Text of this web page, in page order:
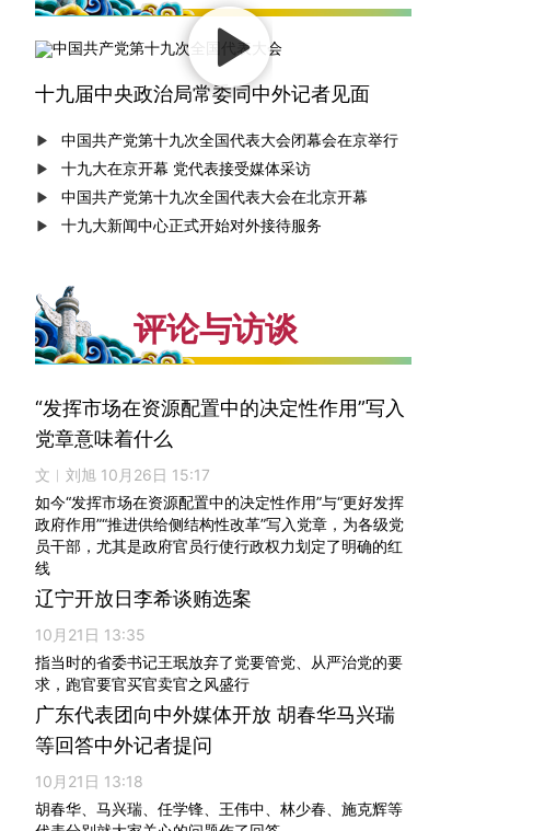
十九届中央政治局常委同中外记者见面
中国共产党第十九次全国代表大会闭幕会在京举行
十九大在京开幕 党代表接受媒体采访
中国共产党第十九次全国代表大会在北京开幕
十九大新闻中心正式开始对外接待服务
评论与访谈
“发挥市场在资源配置中的决定性作用”写入
党章意味着什么
文︱刘旭 10月26日 15:17
如今“发挥市场在资源配置中的决定性作用”与“更好发挥
政府作用”“推进供给侧结构性改革”写入党章，为各级党
员干部，尤其是政府官员行使行政权力划定了明确的红
线
辽宁开放日李希谈贿选案
10月21日 13:35
指当时的省委书记王珉放弃了党要管党、从严治党的要
求，跑官要官买官卖官之风盛行
广东代表团向中外媒体开放 胡春华马兴瑞
等回答中外记者提问
10月21日 13:18
胡春华、马兴瑞、任学锋、王伟中、林少春、施克辉等